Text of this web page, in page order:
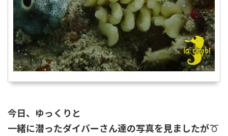
今日、ゆっくりと
一緒に潜ったダイバーさん達の写真を見ましたが